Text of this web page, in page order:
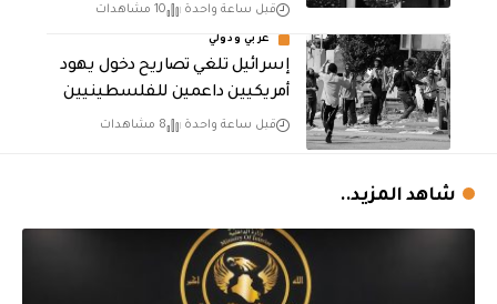
قبل ساعة واحدة 10 مشاهدات
عربي ودولي
إسرائيل تلغي تصاريح دخول يهود
أمريكيين داعمين للفلسطينيين
قبل ساعة واحدة 8 مشاهدات
شاهد المزيد..